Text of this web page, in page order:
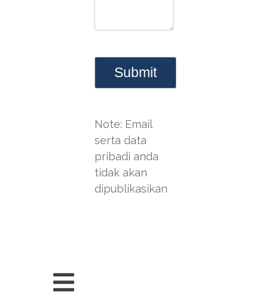
Note: Email
serta data
pribadi anda
tidak akan
dipublikasikan